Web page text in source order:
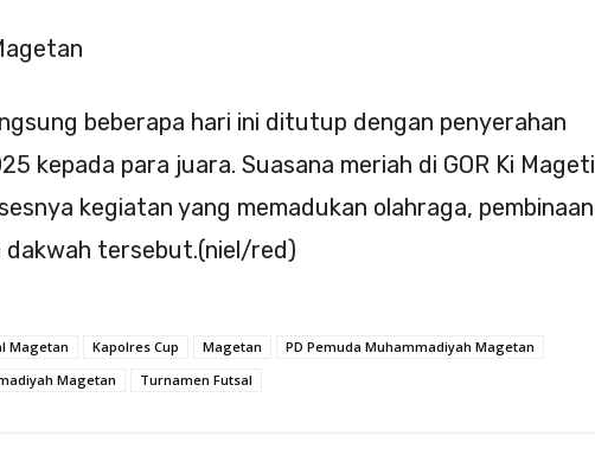
beberapa hari ini ditutup dengan penyerahan
kepada para juara. Suasana meriah di GOR Ki Mageti
kegiatan yang memadukan olahraga, pembinaan
dakwah tersebut.(niel/red)
Magetan Kapolres Cup Magetan
PD Pemuda Muhammadiyah Magetan
Magetan Turnamen Futsal